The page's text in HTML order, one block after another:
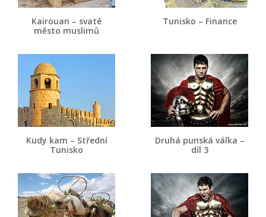
Kairouan – svaté
město muslimů
Tunisko – Finance
Kudy kam – Střední
Tunisko
Druhá punská válka –
díl 3